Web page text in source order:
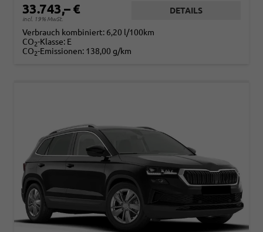
33.743,– €
incl. 19% MwSt.
DETAILS
Verbrauch kombiniert: 6,20 l/100km
CO2-Klasse: E
CO2-Emissionen: 138,00 g/km